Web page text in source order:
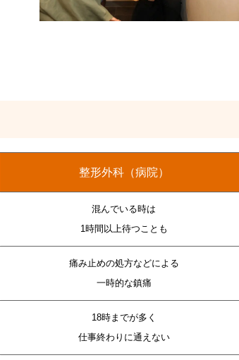
整形外科（病院）
混んでいる時は
1時間以上待つことも
痛み止めの処方などによる
一時的な鎮痛
18時までが多く
仕事終わりに通えない